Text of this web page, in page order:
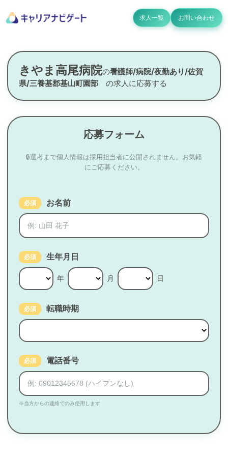
求人一覧 お問い合わせ
きやま高尾病院の看護師/病院/夜勤あり/佐賀
県/三養基郡基山町園部 の求人に応募する
応募フォーム
🔒選考まで個人情報は採用担当者に公開されません。お気軽
にご応募ください。
必須 お名前
必須 生年月日
年 月 日
必須 転職時期
必須 電話番号
※当方からの連絡でのみ使用します